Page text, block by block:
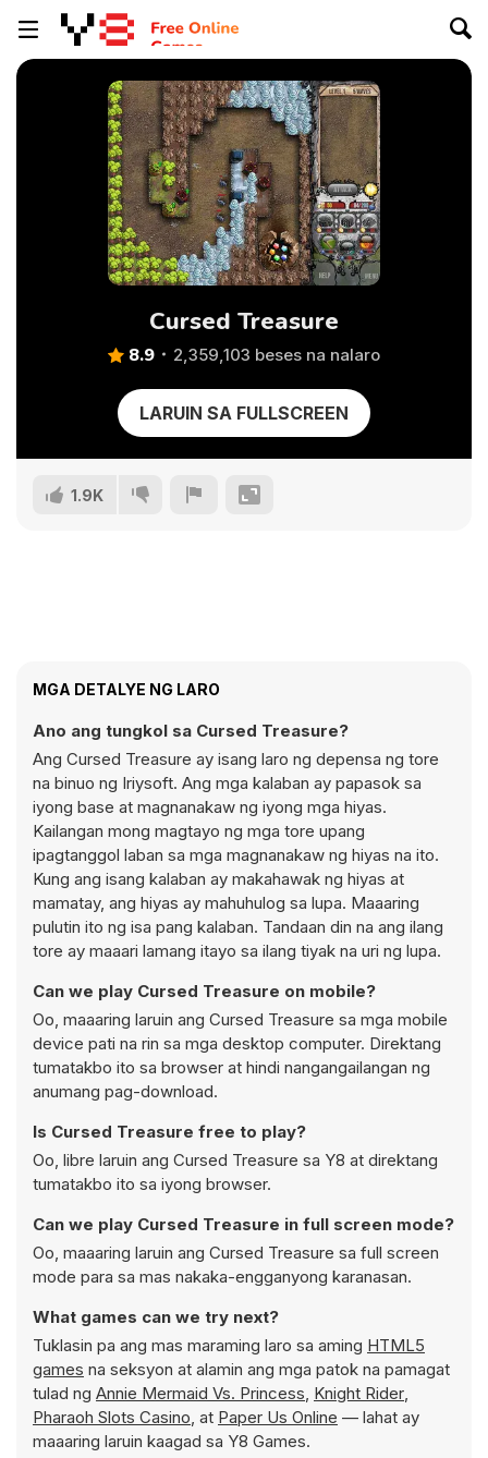
Cursed Treasure
8.9 2,359,103 beses na nalaro
LARUIN SA FULLSCREEN
1.9K
MGA DETALYE NG LARO
Ano ang tungkol sa Cursed Treasure?
Ang Cursed Treasure ay isang laro ng depensa ng tore
na binuo ng Iriysoft. Ang mga kalaban ay papasok sa
iyong base at magnanakaw ng iyong mga hiyas.
Kailangan mong magtayo ng mga tore upang
ipagtanggol laban sa mga magnanakaw ng hiyas na ito.
Kung ang isang kalaban ay makahawak ng hiyas at
mamatay, ang hiyas ay mahuhulog sa lupa. Maaaring
pulutin ito ng isa pang kalaban. Tandaan din na ang ilang
tore ay maaari lamang itayo sa ilang tiyak na uri ng lupa.
Can we play Cursed Treasure on mobile?
Oo, maaaring laruin ang Cursed Treasure sa mga mobile
device pati na rin sa mga desktop computer. Direktang
tumatakbo ito sa browser at hindi nangangailangan ng
anumang pag-download.
Is Cursed Treasure free to play?
Oo, libre laruin ang Cursed Treasure sa Y8 at direktang
tumatakbo ito sa iyong browser.
Can we play Cursed Treasure in full screen mode?
Oo, maaaring laruin ang Cursed Treasure sa full screen
mode para sa mas nakaka-engganyong karanasan.
What games can we try next?
Tuklasin pa ang mas maraming laro sa aming HTML5
games na seksyon at alamin ang mga patok na pamagat
tulad ng Annie Mermaid Vs. Princess, Knight Rider,
Pharaoh Slots Casino, at Paper Us Online — lahat ay
maaaring laruin kaagad sa Y8 Games.